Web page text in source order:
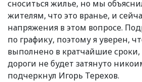
сноситься жилье, но мы
жителям, что это вранье, и
напряжения в этом вопросе.
по графику, поэтому я уверен,
выполнено в кратчайшие сроки,
дороги не будет затянуто
подчеркнул Игорь Терехов.